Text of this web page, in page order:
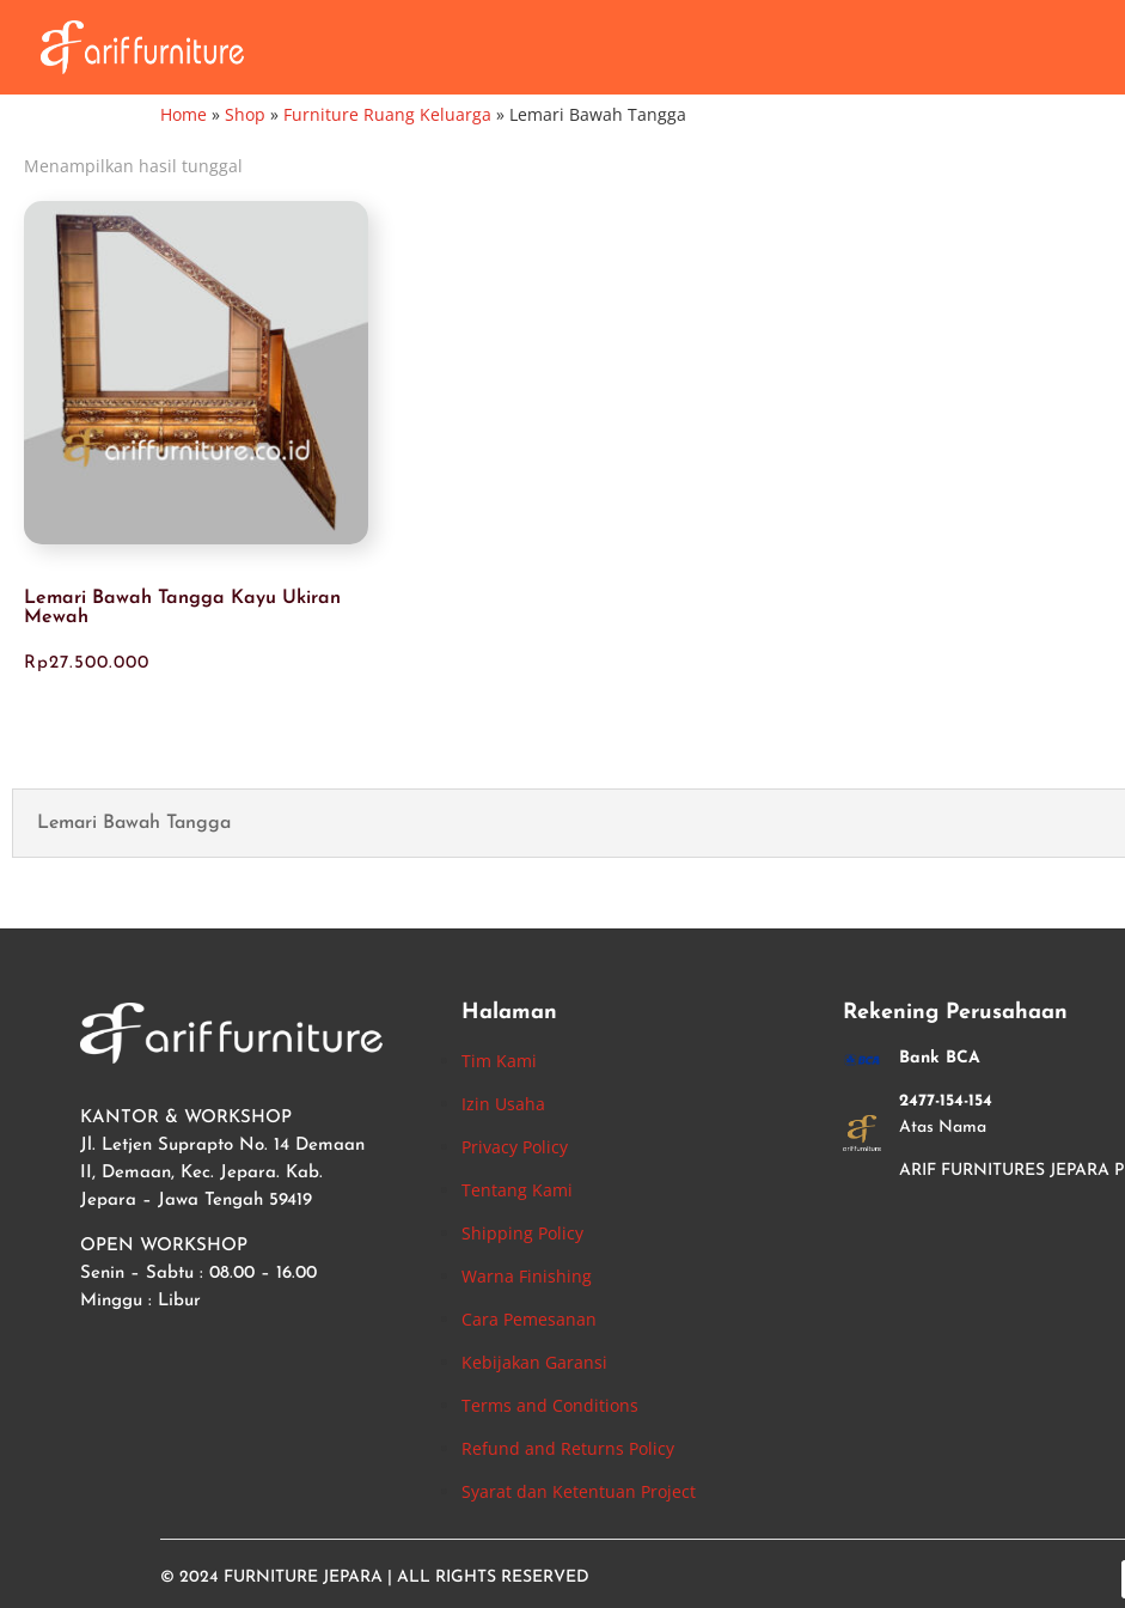
Home »Shop » Furniture Ruang Keluarga » Lemari Bawah Tangga
Menampilkan hasil tunggal
Lemari Bawah Tangga Kayu Ukiran
Mewah
Rp27.500.000
Lemari Bawah Tangga
KANTOR & WORKSHOP
Jl. Letjen Suprapto No. 14 Demaan
II, Demaan, Kec. Jepara. Kab.
Jepara – Jawa Tengah 59419
OPEN WORKSHOP
Senin – Sabtu : 08.00 – 16.00
Minggu : Libur
Halaman
Tim Kami
Izin Usaha
Privacy Policy
Tentang Kami
Shipping Policy
Warna Finishing
Cara Pemesanan
Kebijakan Garansi
Terms and Conditions
Refund and Returns Policy
Syarat dan Ketentuan Project
Rekening Perusahaan
Bank BCA
2477-154-154
Atas Nama
ARIF FURNITURES JEPARA P
© 2024 FURNITURE JEPARA | ALL RIGHTS RESERVED